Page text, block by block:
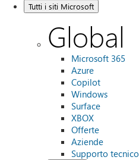
Tutti i siti Microsoft
Global
Microsoft 365
Azure
Copilot
Windows
Surface
XBOX
Offerte
Aziende
Supporto tecnico